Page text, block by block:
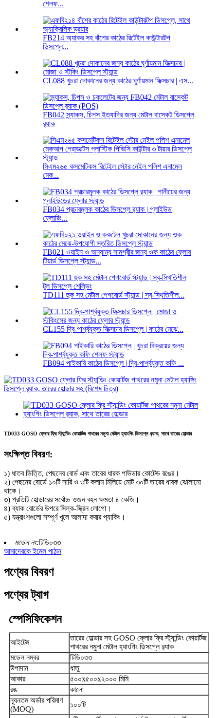
শেলফ...
FB214 অ্যাক্র সহ বাঁশের কাঠের রিটেইল কাউন্টারটপ
ডিসপ্লে...
CL088 খুচরা দোকানের জন্য কাঠের ঘূর্ণায়মান ফিক্সচার | এস...
FB042 স্ন্যাকস, চিপস ইত্যাদির জন্য মেটাল বাস্কেট ডিসপ্লে
র‍্যাক
সিএম২৬৫ কসমেটিকস রিটেইল স্টোর নেইল পলিশ এনামেল
মেক...
FB034 প্রচারমূলক কাঠের ডিসপ্লে র‍্যাক | প্লাইউড
ফ্লোরিং...
FB021 ওয়াইন ও অন্যান্য সামগ্রীর জন্য ওক কাঠের ফ্লোর
টিয়ার্ড ডিসপ্লে স্ট্যান্ড...
TD111 হুক সহ মেটাল পেগবোর্ড স্ট্যান্ড | স্ব-স্থিতিশীল...
CL155 দ্বি-পার্শ্বযুক্ত ফিক্সচার ডিসপ্লে | কাঠের মেঝে...
FB094 পাইকারি কাঠের ডিসপ্লে | দ্বি-পার্শ্বযুক্ত কফি ...
TD033 GOSO ফ্লোর ফ্রি স্ট্যান্ডিং কোয়ার্টজ পাথরের নমুনা মেটাল হ্যাংগিং ডিসপ্লে র‍্যাক, সাথে তারের হোল্ডার
সংক্ষিপ্ত বিবরণ:
১) ধাতব ভিত্তি, পেছনের বোর্ড এবং তারের ধারক পাউডার কোটেড রঙের।
২) পেছনের বোর্ডে ১০টি সারি ও ৩টি কলাম মিলিয়ে মোট ৩০টি তারের ধারক ঝোলানো
থাকে।
৩) প্রতিটি হোল্ডারের সর্বোচ্চ ওজন বহন ক্ষমতা ৪ কেজি।
৪) ব্যাক বোর্ডের উপরে সিল্ক-স্ক্রিন লোগো।
৫) যন্ত্রাংশগুলো সম্পূর্ণ খুলে আলাদা করার প্যাকিং।
মডেল নং:টিডি০৩৩
আমাদেরকে ইমেল পাঠান
পণ্যের বিবরণ
পণ্যের ট্যাগ
স্পেসিফিকেশন
আইটেম
তারের হোল্ডার সহ GOSO ফ্লোর ফ্রি স্ট্যান্ডিং কোয়ার্টজ
পাথরের নমুনা মেটাল হ্যাংগিং ডিসপ্লে র‍্যাক
মডেল নম্বর
টিডি০৩৩
উপাদান
ধাতু
আকার
৫০০x৫০০x২০০০ মিমি
রঙ
কালো
ন্যূনতম অর্ডার পরিমাণ
(MOQ)
১০০টি